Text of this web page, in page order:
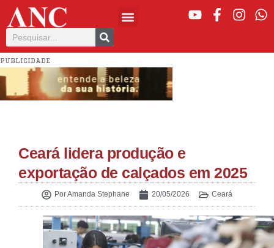
PUBLICIDADE
Ceará lidera produção e
exportação de calçados em 2025
PorAmanda Stephane 20/05/2026 Ceará